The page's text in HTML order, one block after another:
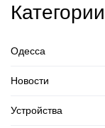
Категории
Одесса
Новости
Устройства